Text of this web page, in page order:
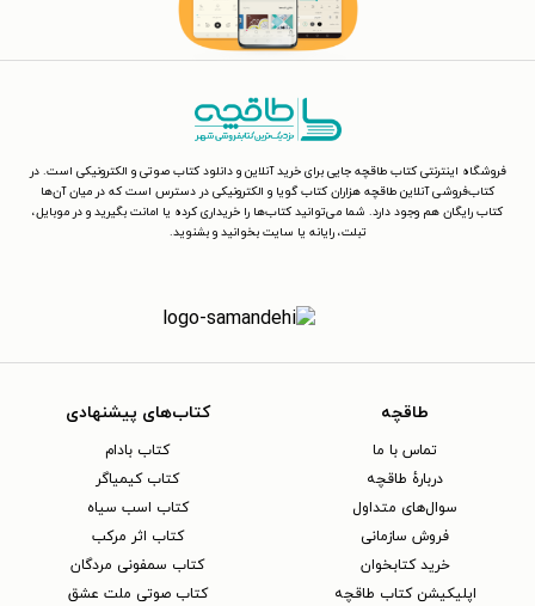
فروشگاه اینترنتی کتاب طاقچه جایی برای خرید آنلاین و دانلود کتاب صوتی و الکترونیکی است. در
کتاب‌فروشی آنلاین طاقچه هزاران کتاب گویا و الکترونیکی در دسترس است که در میان آن‌ها
کتاب رایگان هم وجود دارد. شما می‌توانید کتاب‌ها را خریداری کرده یا امانت بگیرید و در موبایل،
تبلت، رایانه یا سایت بخوانید و بشنوید.
طاقچه
تماس با ما
دربارهٔ طاقچه
سوال‌های متداول
فروش سازمانی
خرید کتابخوان
اپلیکیشن کتاب طاقچه
کتاب‌های پیشنهادی
کتاب بادام
کتاب کیمیاگر
کتاب اسب سیاه
کتاب اثر مرکب
کتاب سمفونی مردگان
کتاب صوتی ملت عشق